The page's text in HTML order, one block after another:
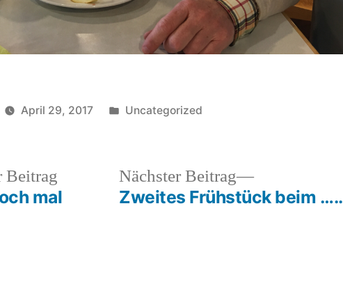
April 29, 2017
Veröffentlicht
Uncategorized
Beitrag Vorheriger
Beitrag:
mal
Nächster Beitrag
Nächster
Beitrag:
Zweites Frühstück beim …..